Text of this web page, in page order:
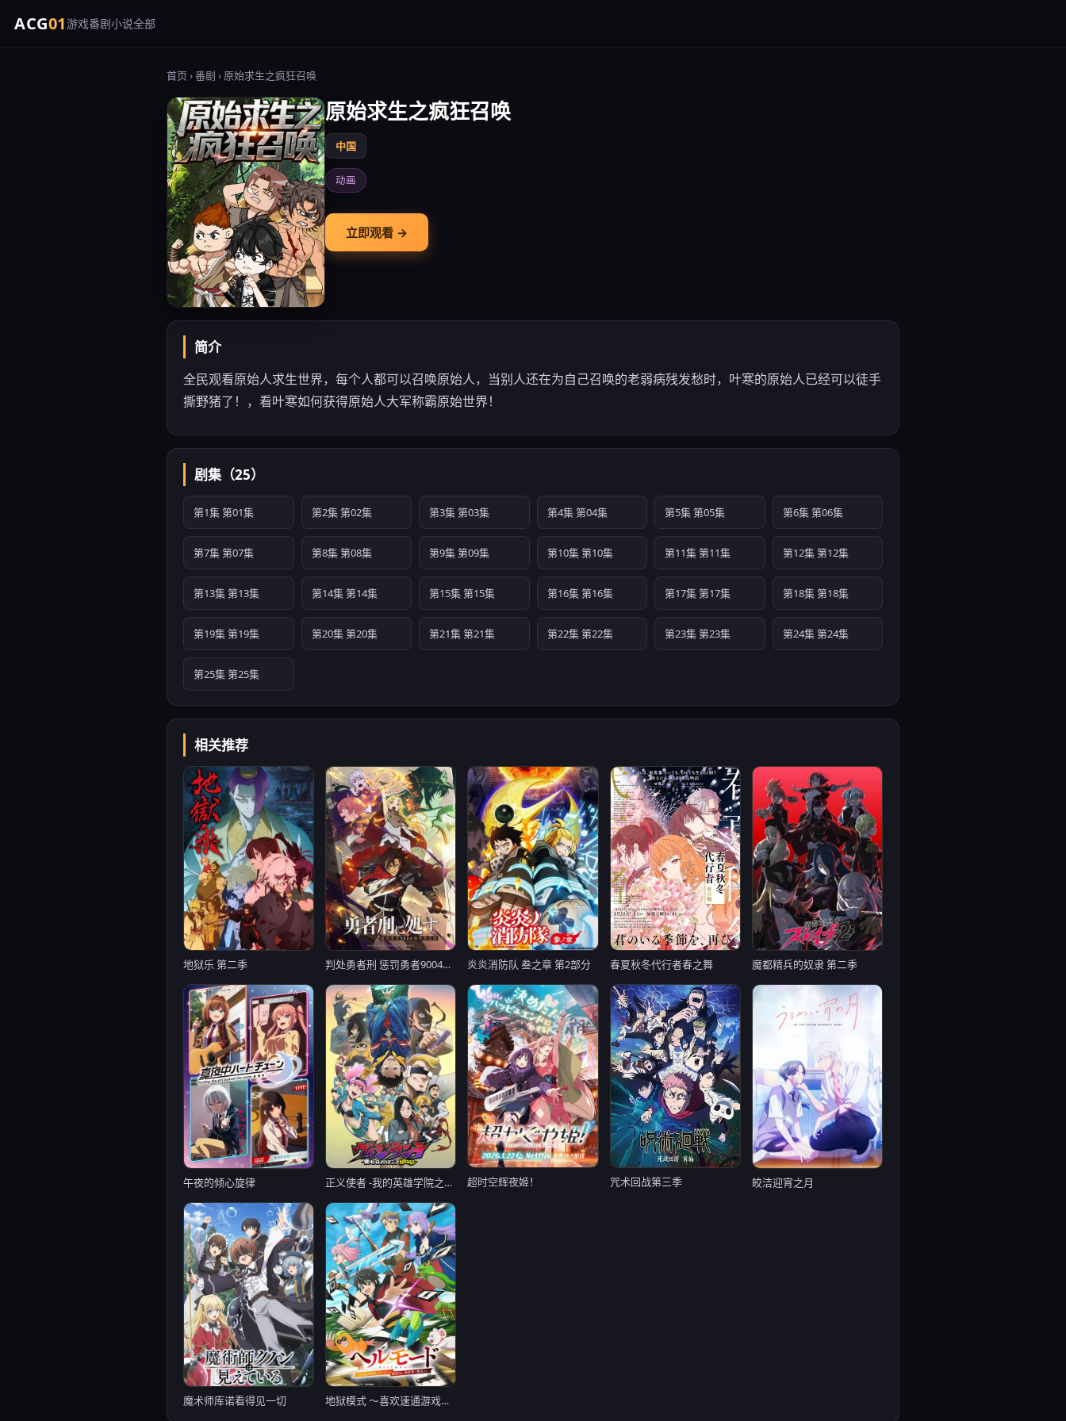
ACG01游戏番剧小说全部
首页 ›番剧 › 原始求生之疯狂召唤
原始求生之疯狂召唤
中国
动画
立即观看 →
简介
全民观看原始人求生世界，每个人都可以召唤原始人，当别人还在为自己召唤的老弱病残发愁时，叶寒的原始人已经可以徒手
撕野猪了！，看叶寒如何获得原始人大军称霸原始世界！
剧集（25）
第1集 第01集 第2集 第02集 第3集 第03集 第4集 第04集 第5集 第05集 第6集 第06集
第7集 第07集 第8集 第08集 第9集 第09集 第10集 第10集 第11集 第11集 第12集 第12集
第13集 第13集 第14集 第14集 第15集 第15集 第16集 第16集 第17集 第17集 第18集 第18集
第19集 第19集 第20集 第20集 第21集 第21集 第22集 第22集 第23集 第23集 第24集 第24集
第25集 第25集
相关推荐
地狱乐 第二季 判处勇者刑 惩罚勇者9004队刑务纪录 炎炎消防队 叁之章 第2部分 春夏秋冬代行者春之舞 魔都精兵的奴隶 第二季
午夜的倾心旋律 正义使者 -我的英雄学院之非法英雄- 第二季 超时空辉夜姬！ 咒术回战第三季 皎洁迎宵之月
魔术师库诺看得见一切 地狱模式 ～喜欢速通游戏的玩家在废设定异世界无双～